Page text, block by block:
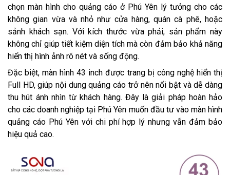
chọn màn hình cho quảng cáo ở Phú Yên lý tưởng cho các
không gian vừa và nhỏ như cửa hàng, quán cà phê, hoặc
sảnh khách sạn. Với kích thước vừa phải, sản phẩm này
không chỉ giúp tiết kiệm diện tích mà còn đảm bảo khả năng
hiển thị hình ảnh rõ nét và sống động.
Đặc biệt, màn hình 43 inch được trang bị công nghệ hiển thị
Full HD, giúp nội dung quảng cáo trở nên nổi bật và dễ dàng
thu hút ánh nhìn từ khách hàng. Đây là giải pháp hoàn hảo
cho các doanh nghiệp tại Phú Yên muốn đầu tư vào màn hình
quảng cáo Phú Yên với chi phí hợp lý nhưng vẫn đảm bảo
hiệu quả cao.